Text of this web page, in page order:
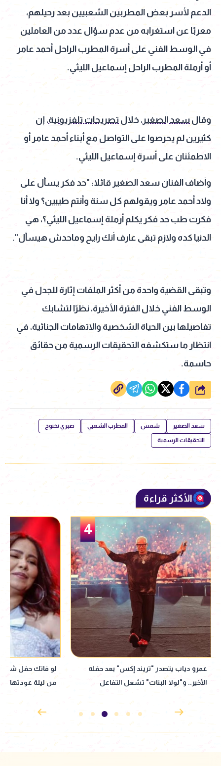
الدعم لأسر بعض المطربين الشعبيين بعد رحيلهم،
معربًا عن استغرابه من عدم سؤال عدد من العاملين
في الوسط الفني على أسرة المطرب الراحل أحمد عامر
أو أرملة المطرب الراحل إسماعيل الليثي.
وقال سعد الصغير ، خلال تصريحات تلفزيونية، إن
كثيرين لم يحرصوا على التواصل مع أبناء أحمد عامر أو
الاطمئنان على أسرة إسماعيل الليثي.
وأضاف الفنان سعد الصغير قائلا: "حد فكر يسأل على
ولاد أحمد عامر ويقولهم كل سنة وأنتم طيبين؟ ولا أنا
فكرت طب حد فكر يكلم أرملة إسماعيل الليثي؟، هي
الدنيا كده ولازم تبقى عارف أنك رايح وماحدش هيسأل".
وتبقى القضية واحدة من أكثر الملفات إثارة للجدل في
الوسط الفني خلال الفترة الأخيرة، نظرًا لتشابك
تفاصيلها بين الحياة الشخصية والاتهامات الجنائية، في
انتظار ما ستكشفه التحقيقات الرسمية من حقائق
حاسمة.
شارك
سعد الصغير شمس المطرب الشعبي صبري نخنوخ
التحقيقات الرسمية
الأكثر قراءة
5
لو فاتك حفل شيرين.. 10 لقطات لن تنساها
من ليلة عودتها
"عودة قوية
الوهاب حديث